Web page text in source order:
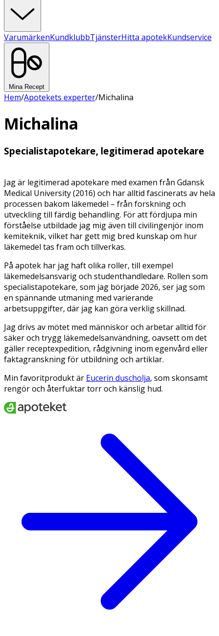
VarumärkenKundklubbTjänsterHitta apotekKundservice
Mina Recept
Hem/Apotekets experter/Michalina
Michalina
Specialistapotekare, legitimerad apotekare
Jag är legitimerad apotekare med examen från Gdansk
Medical University (2016) och har alltid fascinerats av hela
processen bakom läkemedel – från forskning och
utveckling till färdig behandling. För att fördjupa min
förståelse utbildade jag mig även till civilingenjör inom
kemiteknik, vilket har gett mig bred kunskap om hur
läkemedel tas fram och tillverkas.
På apotek har jag haft olika roller, till exempel
läkemedelsansvarig och studenthandledare. Rollen som
specialistapotekare, som jag började 2026, ser jag som
en spännande utmaning med varierande
arbetsuppgifter, där jag kan göra verklig skillnad.
Jag drivs av mötet med människor och arbetar alltid för
säker och trygg läkemedelsanvändning, oavsett om det
gäller receptexpedition, rådgivning inom egenvård eller
faktagranskning för utbildning och artiklar.
Min favoritprodukt är Eucerin duscholja, som skonsamt
rengör och återfuktar torr och känslig hud.